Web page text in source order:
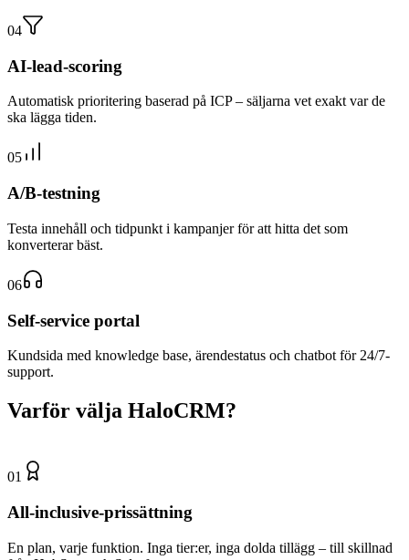
04
AI-lead-scoring
Automatisk prioritering baserad på ICP – säljarna vet exakt var de
ska lägga tiden.
05
A/B-testning
Testa innehåll och tidpunkt i kampanjer för att hitta det som
konverterar bäst.
06
Self-service portal
Kundsida med knowledge base, ärendestatus och chatbot för 24/7-
support.
Varför välja HaloCRM?
01
All-inclusive-prissättning
En plan, varje funktion. Inga tier:er, inga dolda tillägg – till skillnad